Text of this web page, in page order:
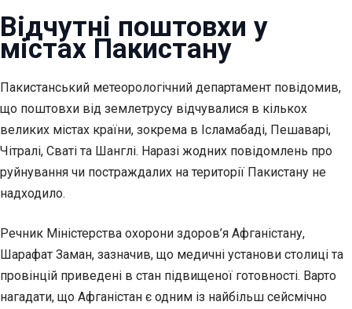
Відчутні поштовхи у
містах Пакистану
Пакистанський метеорологічний департамент повідомив,
що поштовхи від землетрусу відчувалися в кількох
великих містах країни, зокрема в Ісламабаді, Пешаварі,
Чітралі, Сваті та Шанглі. Наразі жодних повідомлень про
руйнування чи постраждалих на території Пакистану не
надходило.
Речник Міністерства охорони здоров’я Афганістану,
Шарафат Заман, зазначив, що медичні установи столиці та
провінцій приведені в стан підвищеної готовності. Варто
нагадати, що Афганістан є одним із найбільш сейсмічно